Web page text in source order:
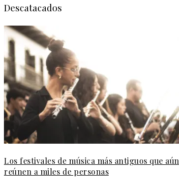
Descatacados
Los festivales de música más antiguos que aún
reúnen a miles de personas